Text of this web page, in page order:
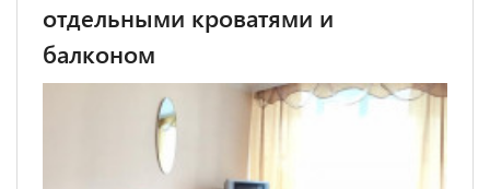
отдельными кроватями и
балконом